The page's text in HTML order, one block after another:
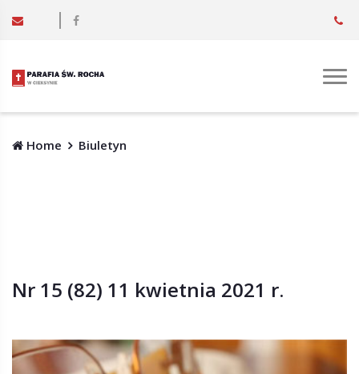
Home Biuletyn
Nr 15 (82) 11 kwietnia 2021 r.